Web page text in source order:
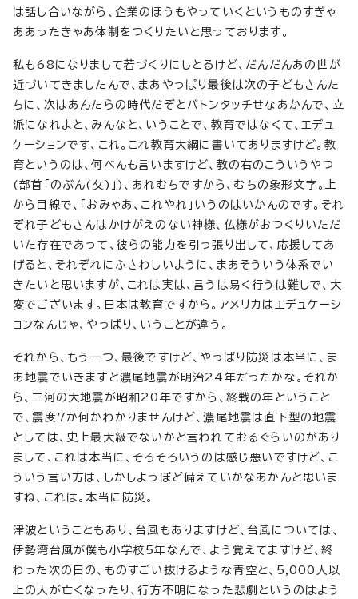
は話し合いながら、企業のほうもやっていくというものすぎゃ
ああったきゃあ体制をつくりたいと思っております。
私も68になりまして若づくりにしとるけど、だんだんあの世が
近づいてきましたんで、まあやっぱり最後は次の子どもさんた
ちに、次はあんたらの時代だぞとバトンタッチせなあかんで、立
派になれよと、みんなと、いうことで、教育ではなくて、エデュ
ケーションです、これ。これ教育大綱に書いてありますけど。教
育というのは、何べんも言いますけど、教の右のこういうやつ
(部首「のぶん(攵)」)、あれむちですから、むちの象形文字。上
から目線で、「おみゃあ、これやれ」いうのはいかんのです。それ
ぞれ子どもさんはかけがえのない神様、仏様がおつくりいただ
いた存在であって、彼らの能力を引っ張り出して、応援してあ
げると、それぞれにふさわしいように、まあそういう体系でい
きたいと思いますが、これは実は、言うは易く行うは難しで、大
変でございます。日本は教育ですから。アメリカはエデュケーシ
ョンなんじゃ、やっぱり、いうことが違う。
それから、もう一つ、最後ですけど、やっぱり防災は本当に、ま
あ地震でいきますと濃尾地震が明治24年だったかな。それか
ら、三河の大地震が昭和20年ですから、終戦の年ということ
で、震度7か何かわかりませんけど、濃尾地震は直下型の地震
としては、史上最大級でないかと言われておるぐらいのがあり
まして、これは本当に、そろそろいうのは感じ悪いですけど、こ
ういう言い方は、しかしよっぽど備えていかなあかんと思いま
すね、これは。本当に防災。
津波ということもあり、台風もありますけど、台風については、
伊勢湾台風が僕も小学校5年なんで、よう覚えてますけど、終
わった次の日の、ものすごい抜けるような青空と、5,000人以
上の人が亡くなったり、行方不明になった悲劇というのはよう